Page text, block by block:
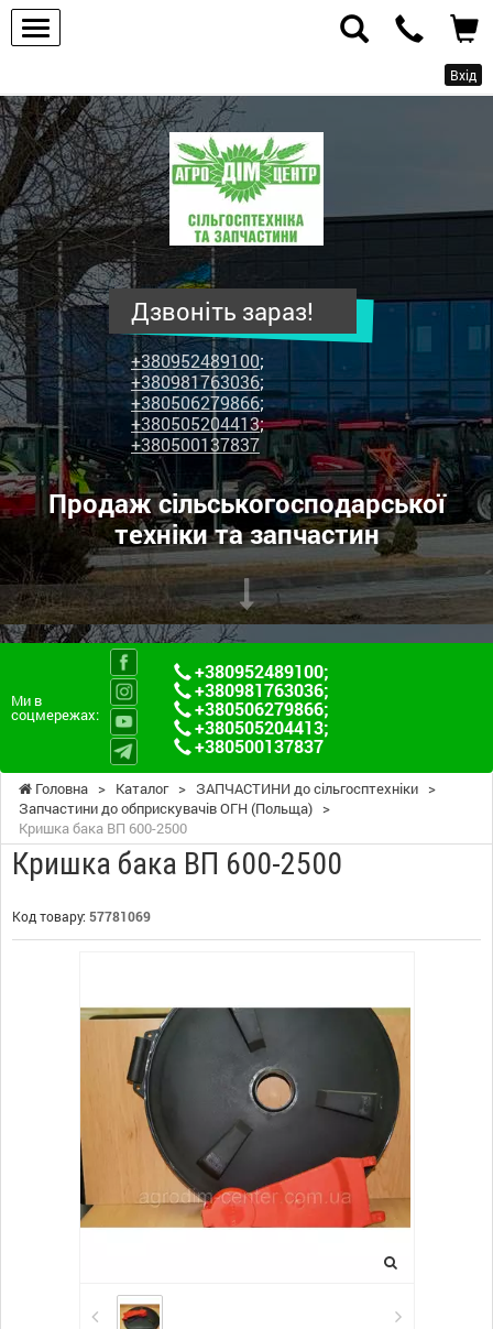
Вхід
ПП
"Агродім-
центр"
-
продаж
сільськогосподарської
техніки
та
запчастин
Дзвоніть зараз!
+380952489100;
+380981763036;
+380506279866;
+380505204413;
+380500137837
Продаж сільськогосподарської
техніки та запчастин
Ми в
соцмережах:
+380952489100;
+380981763036;
+380506279866;
+380505204413;
+380500137837
Головна > Каталог > ЗАПЧАСТИНИ до сільгосптехніки >
Запчастини до обприскувачів ОГН (Польща) >
Кришка бака ВП 600-2500
Кришка бака ВП 600-2500
Код товару: 57781069